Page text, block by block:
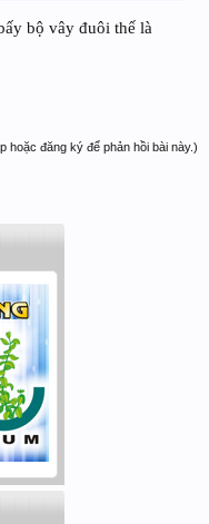
bộ vây đuôi thế là
hoặc đăng ký để phản hồi bài này.)